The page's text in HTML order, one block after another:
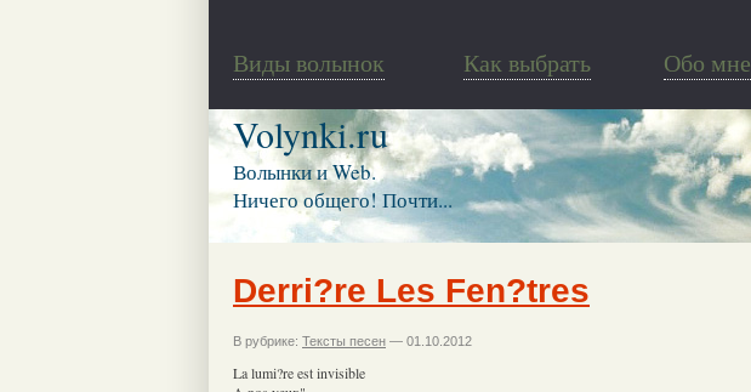
Виды волынок Как выбрать Обо мне
Volynki.ru
Волынки и Web.
Ничего общего! Почти...
Derri?re Les Fen?tres
В рубрике: Тексты песен — 01.10.2012
La lumi?re est invisible